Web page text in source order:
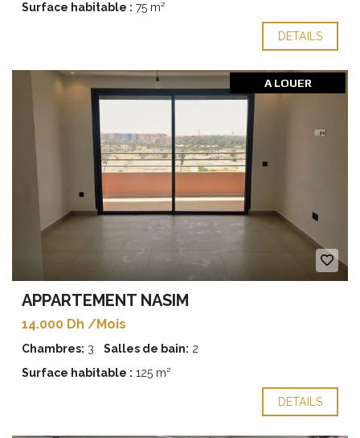
Surface habitable : 75 m²
DETAILS
A LOUER
APPARTEMENT NASIM
14.000 Dh /Mois
Chambres: 3 Salles de bain: 2
Surface habitable : 125 m²
DETAILS